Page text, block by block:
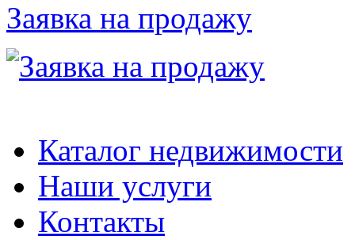
Заявка на продажу
Каталог недвижимости
Наши услуги
Контакты